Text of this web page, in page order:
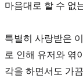
마음대로 할 수 없
특별히 사랑받은
로 인해 유저와 엮
각을 하면서도 가